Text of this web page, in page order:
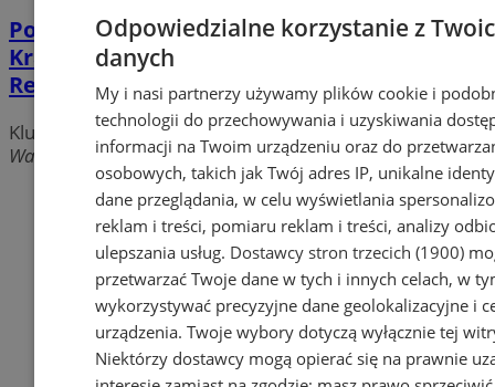
Polskie Towarzystwo Turystyczno-
Krajoznawcze - Katowicki Oddział
Regionalny PTTK
Kluby turystyczne
Warszawska 5, 40-009 Katowice
Dodaj firmę
Sprawdź firmy z innych miast
reklama
Bezpłatne kierunki medyczne
Książeczka sanepidowska online
Odpowiedzialne korzystanie z
danych
My i nasi partnerzy używamy plików cookie i
technologii do przechowywania i uzyskiwania
informacji na Twoim urządzeniu oraz do
osobowych, takich jak Twój adres IP, unikalne
dane przeglądania, w celu wyświetlania
reklam i treści, pomiaru reklam i treści, analizy
ulepszania usług. Dostawcy stron trzecich (1900)
przetwarzać Twoje dane w tych i innych celach, w
wykorzystywać precyzyjne dane geolokalizacyjne i
urządzenia. Twoje wybory dotyczą wyłącznie tej
Niektórzy dostawcy mogą opierać się na prawnie